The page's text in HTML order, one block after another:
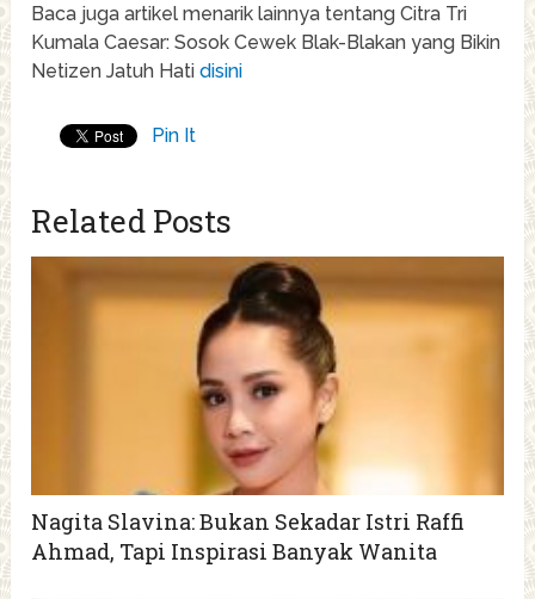
Baca juga artikel menarik lainnya tentang Citra Tri
Kumala Caesar: Sosok Cewek Blak-Blakan yang Bikin
Netizen Jatuh Hatidisini
Pin It
Related Posts
Nagita Slavina: Bukan Sekadar Istri Raffi
Ahmad, Tapi Inspirasi Banyak Wanita